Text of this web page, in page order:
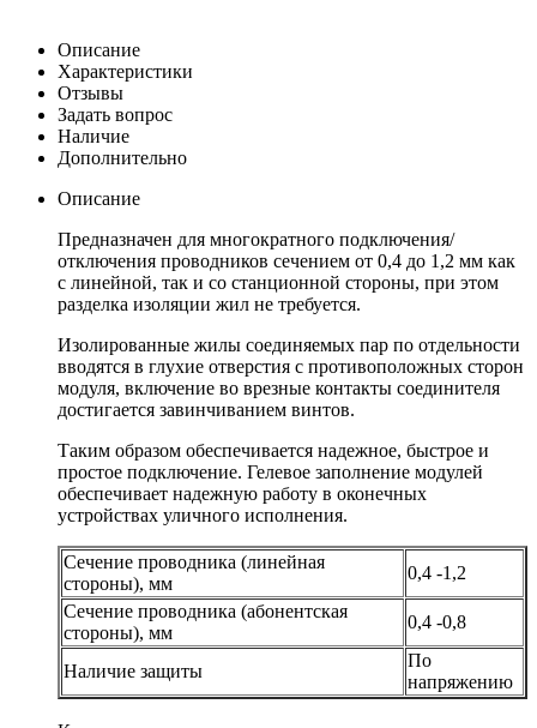
Описание
Характеристики
Отзывы
Задать вопрос
Наличие
Дополнительно
Описание
Предназначен для многократного подключения/
отключения проводников сечением от 0,4 до 1,2 мм как
с линейной, так и со станционной стороны, при этом
разделка изоляции жил не требуется.
Изолированные жилы соединяемых пар по отдельности
вводятся в глухие отверстия с противоположных сторон
модуля, включение во врезные контакты соединителя
достигается завинчиванием винтов.
Таким образом обеспечивается надежное, быстрое и
простое подключение. Гелевое заполнение модулей
обеспечивает надежную работу в оконечных
устройствах уличного исполнения.
Сечение проводника (линейная
стороны), мм
0,4 -1,2
Сечение проводника (абонентская
стороны), мм
0,4 -0,8
Наличие защиты
По
напряжению